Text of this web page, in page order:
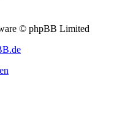
© phpBB Limited